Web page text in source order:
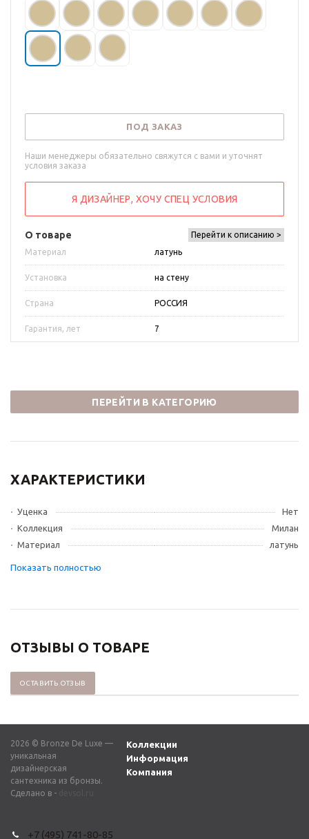
О товаре
Перейти к описанию >
Материал
латунь
Установка на стену
Страна РОССИЯ
Гарантия, лет 7
ПОД ЗАКАЗ
Наши менеджеры обязательно свяжутся с вами и уточнят
условия заказа
Я ДИЗАЙНЕР, ХОЧУ СПЕЦ УСЛОВИЯ
ПЕРЕЙТИ В КАТЕГОРИЮ
ХАРАКТЕРИСТИКИ
Уценка
Нет
Коллекция
Милан
Материал
латунь
ОТЗЫВЫ О ТОВАРЕ
ОСТАВИТЬ ОТЗЫВ
2026 © Bronze De Luxe —
уникальная
дизайнерская
сантехника из бронзы.
Сделано в -
Коллекции
Информация
Компания
+7 (495) 741-80-85